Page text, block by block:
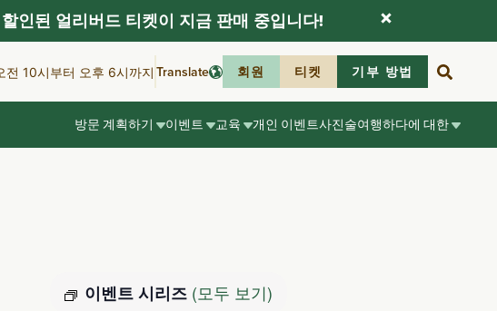
전 10시부터 오후 6시까지 Translate 회원 티켓 기부 방법
방문 계획하기 이벤트 교육 개인 이벤트사진술여행하다에 대한
이벤트 시리즈 (모두 보기)
인된 얼리버드 티켓이 지금 판매 중입니다!